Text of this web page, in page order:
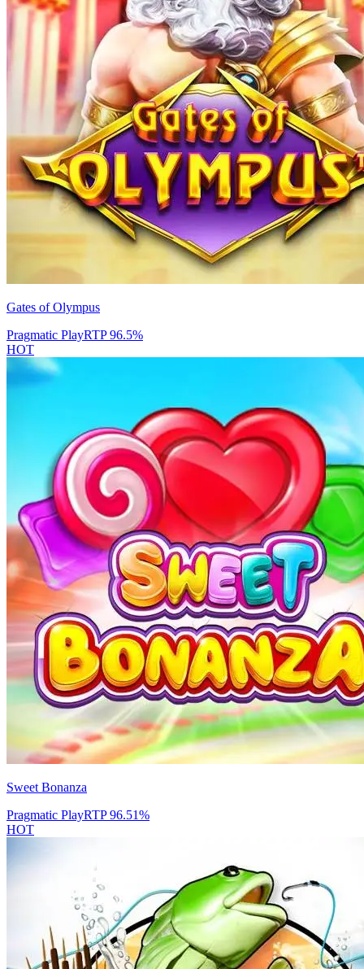
Gates of Olympus
Pragmatic PlayRTP96.5%
HOT
Sweet Bonanza
Pragmatic PlayRTP96.51%
HOT